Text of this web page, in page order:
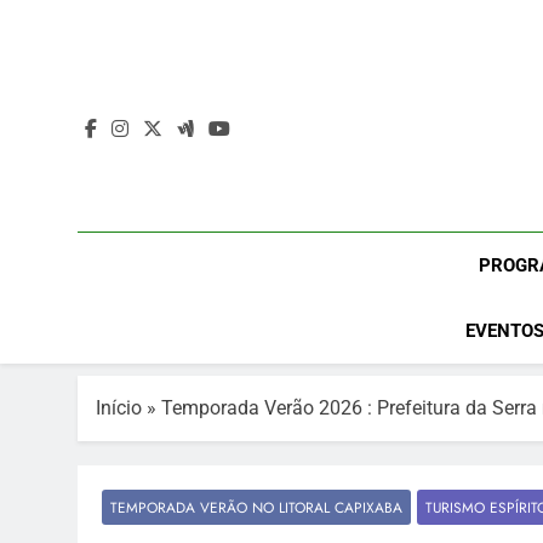
Início » Temporada Verão 2026 : Prefeitura da
TEMPORADA VERÃO NO LITORAL CAPIXABA TURISMO